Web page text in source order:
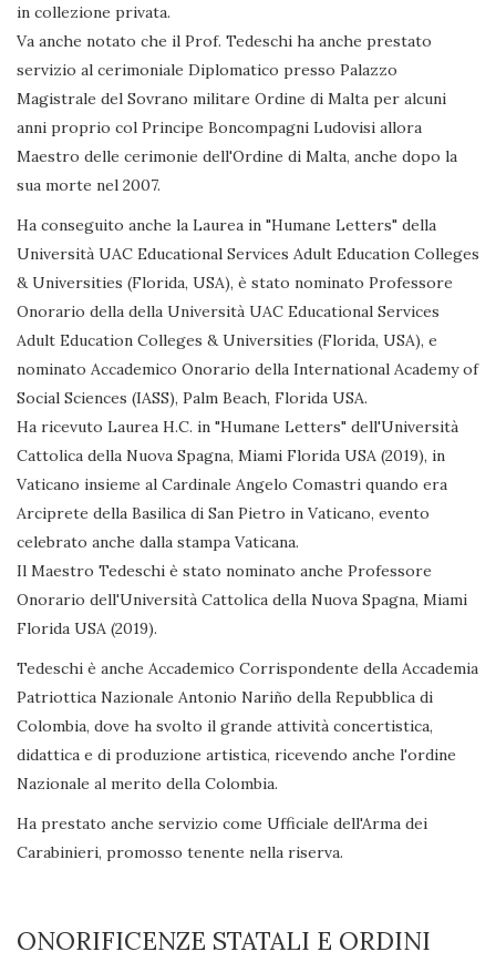
in collezione privata.
Va anche notato che il Prof. Tedeschi ha anche prestato
servizio al cerimoniale Diplomatico presso Palazzo
Magistrale del Sovrano militare Ordine di Malta per alcuni
anni proprio col Principe Boncompagni Ludovisi allora
Maestro delle cerimonie dell'Ordine di Malta, anche dopo la
sua morte nel 2007.
Ha conseguito anche la Laurea in "Humane Letters" della
Università UAC Educational Services Adult Education Colleges
& Universities (Florida, USA), è stato nominato Professore
Onorario della della Università UAC Educational Services
Adult Education Colleges & Universities (Florida, USA), e
nominato Accademico Onorario della International Academy of
Social Sciences (IASS), Palm Beach, Florida USA.
Ha ricevuto Laurea H.C. in "Humane Letters" dell'Università
Cattolica della Nuova Spagna, Miami Florida USA (2019), in
Vaticano insieme al Cardinale Angelo Comastri quando era
Arciprete della Basilica di San Pietro in Vaticano, evento
celebrato anche dalla stampa Vaticana.
Il Maestro Tedeschi è stato nominato anche Professore
Onorario dell'Università Cattolica della Nuova Spagna, Miami
Florida USA (2019).
Tedeschi è anche Accademico Corrispondente della Accademia
Patriottica Nazionale Antonio Nariño della Repubblica di
Colombia, dove ha svolto il grande attività concertistica,
didattica e di produzione artistica, ricevendo anche l'ordine
Nazionale al merito della Colombia.
Ha prestato anche servizio come Ufficiale dell'Arma dei
Carabinieri, promosso tenente nella riserva.
ONORIFICENZE STATALI E ORDINI